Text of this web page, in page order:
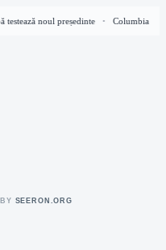
noul președinte Columbia
SEERON.ORG